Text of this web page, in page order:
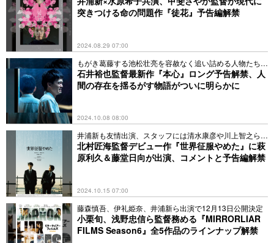
突きつける命の問題作『徒花』予告編解禁
2024.08.29 07:00
もがき葛藤する池松壮亮を容赦なく追い詰める人物たちの
姿も
石井裕也監督最新作『本心』ロング予告解禁、人
間の存在を揺るがす物語がついに明らかに
2024.10.08 08:00
井浦新も友情出演、スタッフには清⽔康彦や川上智之ら集
結
北村匠海監督デビュー作『世界征服やめた』に萩
原利久＆藤堂日向が出演、コメントと予告編解禁
2024.10.15 07:00
藤森慎吾、伊礼姫奈、井浦新ら出演で12月13日公開決定
小栗旬、浅野忠信ら監督務める『MIRRORLIAR
FILMS Season6』全5作品のラインナップ解禁